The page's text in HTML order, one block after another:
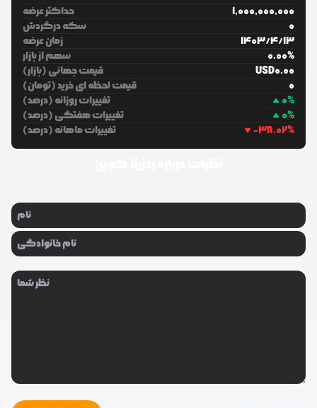
حداکثر عرضه
1,000,000,000
سکه درگردش
0
زمان عرضه
1403/4/13
سهم از بازار
0.00%
قیمت جهانی (بازار)
USD0.00
قیمت لحظه ای خرید (تومان)
0
تغییرات روزانه (درصد)
0%
تغییرات هفتگی (درصد)
0%
تغییرات ماهانه (درصد)
-38.02%